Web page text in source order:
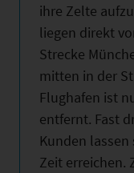
ihre Zelte
liegen direkt
Strecke
mitten in der
Flughafen ist
entfernt. Fast
Kunden
Zeit erreichen.